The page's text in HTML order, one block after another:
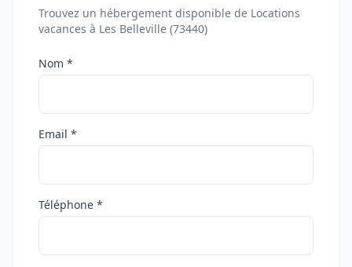
Trouvez un hébergement disponible de Locations
vacances à Les Belleville (73440)
Nom *
Email *
Téléphone *